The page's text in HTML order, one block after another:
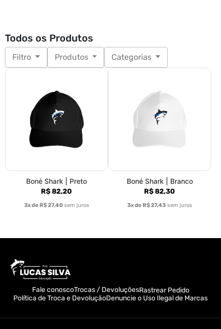
Todos os Produtos
Filtro Produtos Categorias
Boné Shark | Preto
R$ 82,20
3x de R$ 27,40sem juros
Boné Shark | Branco
R$ 82,30
3x de R$ 27,43sem juros
Fale conoscoTrocas / DevoluçõesRastrear Pedido
Política de Troca e DevoluçãoDenuncie o Uso Ilegal de Marcas